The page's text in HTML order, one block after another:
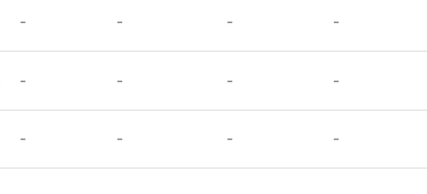
- - - -
- - - -
- - - -